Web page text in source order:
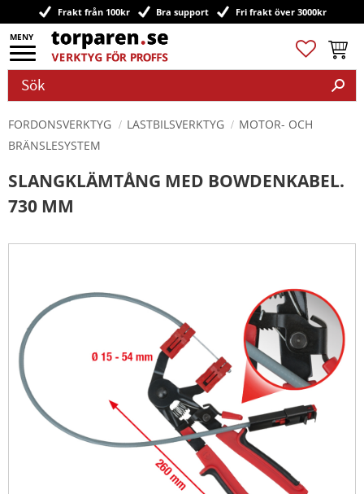
Meny
Frakt från 100kr Bra support Fri frakt över 3000kr
Favoriter
FORDONSVERKTYG LASTBILSVERKTYG
MOTOR- OCH
BRÄNSLESYSTEM
SLANGKLÄMTÅNG MED BOWDENKABEL.
730 MM